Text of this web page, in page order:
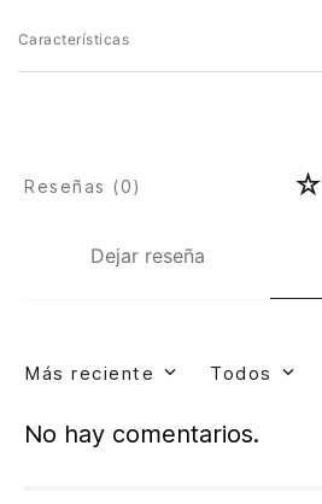
Características
Dejar reseña
Reseñas (0) ☆
Más reciente Todos
No hay comentarios.